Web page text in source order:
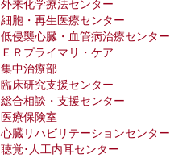
外来化学療法センター
細胞・再生医療センター
低侵襲心臓・血管病治療センター
ＥＲプライマリ・ケア
集中治療部
臨床研究支援センター
総合相談・支援センター
医療保険室
心臓リハビリテーションセンター
聴覚･人工内耳センター